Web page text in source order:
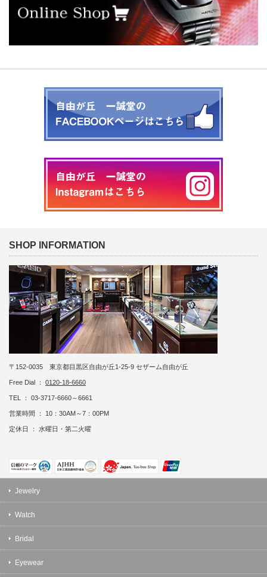
SHOP INFORMATION
〒152-0035 東京都目黒区自由が丘1-25-9 セザーム自由が丘
Free Dial ： 0120-18-6660
TEL ： 03-3717-6660～6661
営業時間 ： 10：30AM～7：00PM
定休日 ： 水曜日・第二火曜
Jewelry
Watch
Bridal
Eyewear